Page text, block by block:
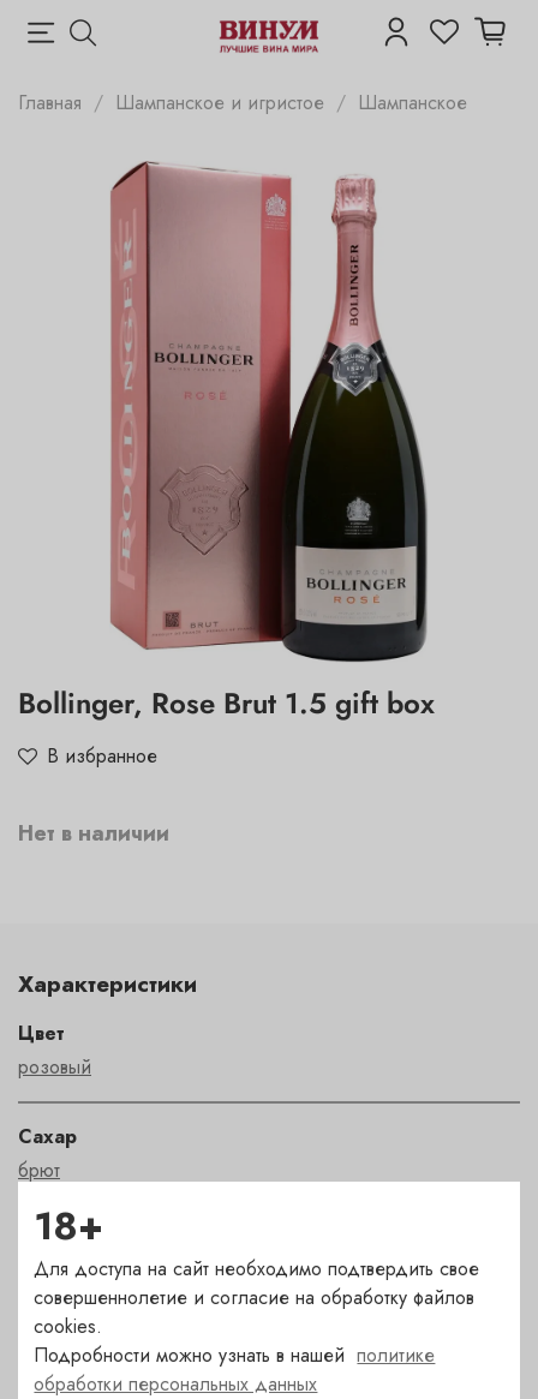
Главная Шампанское и игристое Шампанское
Bollinger, Rose Brut 1.5 gift box
В избранное
Нет в наличии
Характеристики
Цвет
розовый
Сахар
брют
Страна
Франция
Сорт
пино менье, пино нуар ,шардоне
18+
Для доступа на сайт необходимо подтвердить свое
совершеннолетие и согласие на обработку файлов
cookies.
Подробности можно узнать в нашейполитике
обработки персональных данных